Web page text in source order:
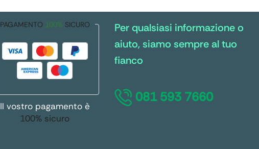
PAGAMENTO 100% SICURO
Il vostro pagamento è
100% sicuro
Per qualsiasi informazione o
aiuto, siamo sempre al tuo
fianco
081 593 7660